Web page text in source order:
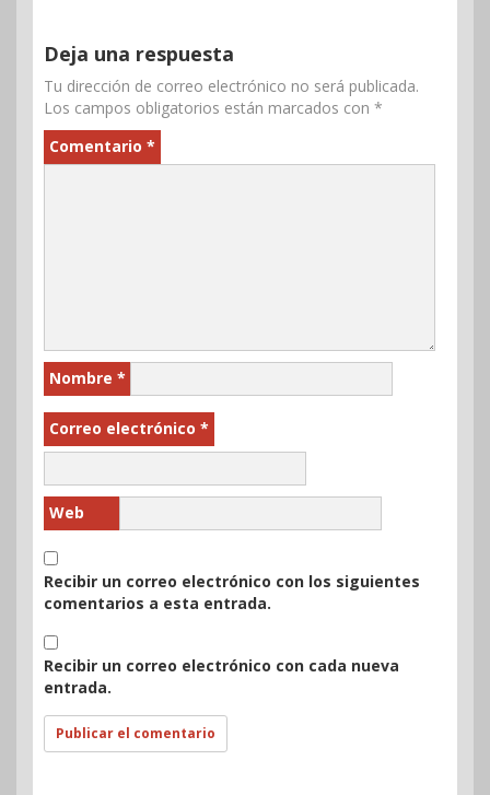
Deja una respuesta
Tu dirección de correo electrónico no será publicada.
Los campos obligatorios están marcados con *
Comentario *
Nombre *
Correo electrónico *
Web
Recibir un correo electrónico con los siguientes
comentarios a esta entrada.
Recibir un correo electrónico con cada nueva
entrada.